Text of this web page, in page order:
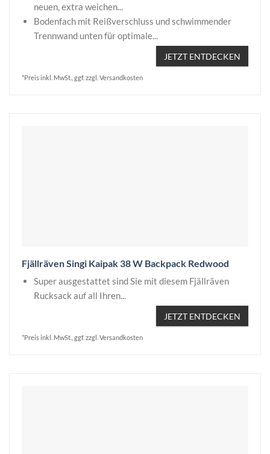
neuen, extra weichen...
Bodenfach mit Reißverschluss und schwimmender
Trennwand unten für optimale...
JETZT ENTDECKEN
*Preis inkl. MwSt., ggf. zzgl. Versandkosten
Fjällräven Singi Kaipak 38 W Backpack Redwood
Super ausgestattet sind Sie mit diesem Fjällräven
Rucksack auf all Ihren...
JETZT ENTDECKEN
*Preis inkl. MwSt., ggf. zzgl. Versandkosten